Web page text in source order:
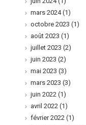
mars 2024(1)
octobre 2023 (1)
août 2023 (1)
juillet 2023 (2)
juin 2023 (2)
mai 2023 (3)
mars 2023 (3)
juin 2022 (1)
avril 2022 (1)
février 2022 (1)